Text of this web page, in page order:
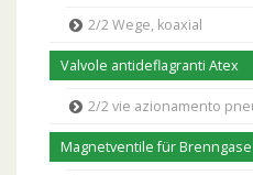
2/2 Wege, koaxial
Valvole antideflagranti Atex
2/2 vie azionamento
Magnetventile für Brenngase